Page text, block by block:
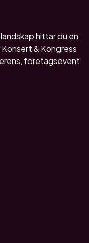
hittar du en
& Kongress
företagsevent